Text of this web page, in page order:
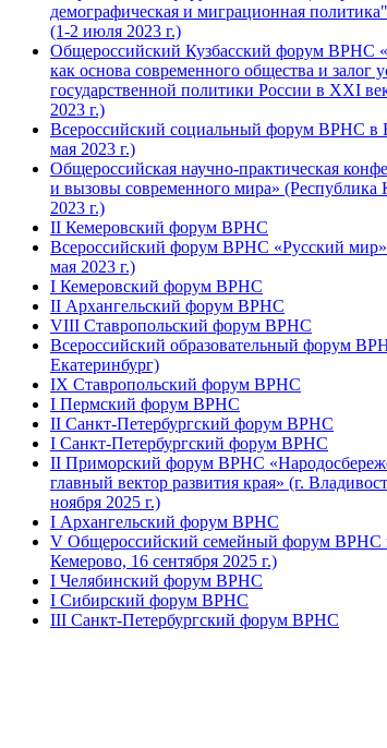
демографическая и миграционная
(1-2 июля 2023 г.)
Общероссийский Кузбасский форум ВРНС
как основа современного общества и залог
государственной политики России в ХХI
2023 г.)
Всероссийский социальный форум ВРНС в
мая 2023 г.)
Общероссийская научно-практическая
и вызовы современного мира» (Республика
2023 г.)
II Кемеровский форум ВРНС
Всероссийский форум ВРНС «Русский мир»
мая 2023 г.)
I Кемеровский форум ВРНС
II Архангельский форум ВРНС
VIII Ставропольский форум ВРНС
Всероссийский образовательный форум
Екатеринбург)
IX Ставропольский форум ВРНС
I Пермский форум ВРНС
II Санкт-Петербургский форум ВРНС
I Санкт-Петербургский форум ВРНС
II Приморский форум ВРНС
главный вектор развития края» (г.
ноября 2025 г.)
I Архангельский форум ВРНС
V Общероссийский семейный форум ВРНС в
Кемерово, 16 сентября 2025 г.)
I Челябинский форум ВРНС
I Сибирский форум ВРНС
III Санкт-Петербургский форум ВРНС